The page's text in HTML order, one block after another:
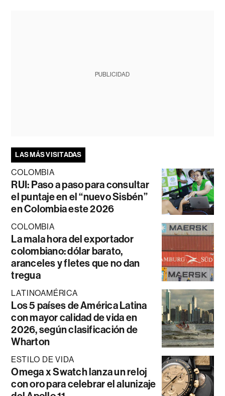
PUBLICIDAD
LAS MÁS VISITADAS
COLOMBIA
RUI: Paso a paso para consultar
el puntaje en el “nuevo Sisbén”
en Colombia este 2026
COLOMBIA
La mala hora del exportador
colombiano: dólar barato,
aranceles y fletes que no dan
tregua
LATINOAMÉRICA
Los 5 países de América Latina
con mayor calidad de vida en
2026, según clasificación de
Wharton
ESTILO DE VIDA
Omega x Swatch lanza un reloj
con oro para celebrar el alunizaje